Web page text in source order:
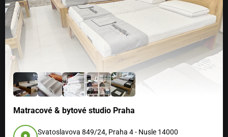
Matracové & bytové studio Praha
Svatoslavova 849/24, Praha 4 - Nusle 14000